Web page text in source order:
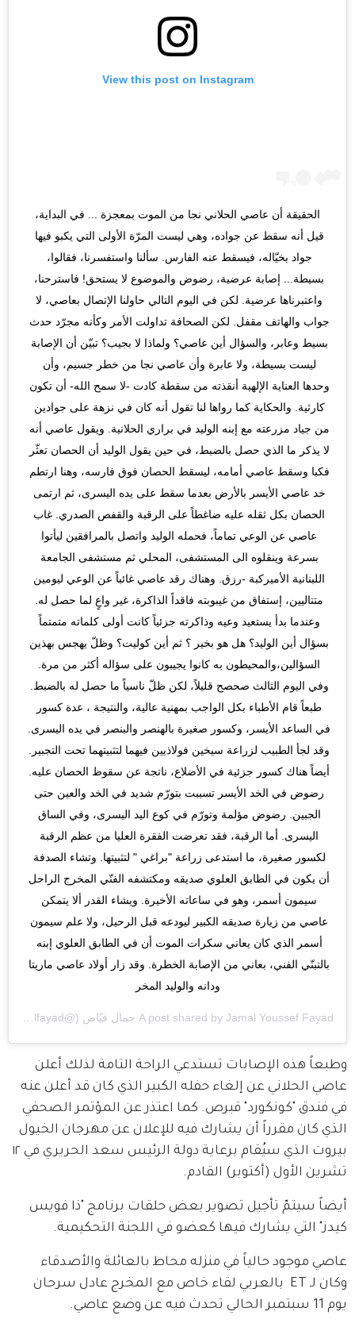
View this post on Instagram
الحقيقة أن عاصي الحلاني نجا من الموت بمعجزة ... في البداية،
قيل أنه سقط عن جواده، وهي ليست المرّة الأولى التي يكبو فيها
جواد بخيّاله، فيسقط عنه الفارس. سألنا واستفسرنا، فقالوا،
بسيطة... إصابة عرضية، رضوض والموضوع لا يستحق! فاسترحنا،
واعتبرناها عرضية. لكن في اليوم التالي حاولنا الإتصال بعاصي، لا
جواب والهاتف مقفل. لكن الصحافة تداولت الأمر وكأنه مجرّد حدث
بسيط وعابر، والسؤال أين عاصي؟ ولماذا لا بجيب؟ تبيّن أن الإصابة
ليست بسيطة، ولا عابرة وأن عاصي نجا من خطر جسيم، وأن
وحدها العناية الإلهية أنقذته من سقطة كادت -لا سمح الله- أن تكون
كارثية. والحكاية كما رواها لنا تقول أنه كان في نزهة على جوادين
من جياد مزرعته مع إبنه الوليد في براري الحلانية. ويقول عاصي أنه
لا يذكر ما الذي حصل بالضبط، في حين يقول الوليد أن الحصان تعثّر
فكبا وسقط عاصي أمامه، ليسقط الحصان فوق فارسه، وهنا ارتطم
خد عاصي الأيسر بالأرض بعدما سقط على يده اليسرى، ثم ارتمى
الحصان بكل ثقله عليه ضاغطاً على الرقبة والقفص الصدري. غاب
عاصي عن الوعي تماماً، فحمله الوليد واتصل بالمرافقين ليأتوا
بسرعة وينقلوه الى المستشفى، المحلي ثم مستشفى الجامعة
اللبنانية الأميركبة -رزق. وهناك رقد عاصي غائباً عن الوعي ليومين
متتاليين، إستفاق من غيبوبته فاقداً الذاكرة، غير واعٍ لما حصل له.
وعندما بدأ يستعيد وعيه وذاكرته جزئياً كانت أولى كلماته متمتماً
بسؤال أين الوليد؟ هل هو بخير ؟ ثم أين كوليت؟ وظلّ يهجس بهذين
السؤالين،والمحيطون به كانوا يجيبون على سؤاله أكثر من مرة.
وفي اليوم الثالث صحصح قليلاً، لكن ظلّ ناسياً ما حصل له بالضبط.
طبعاً قام الأطباء بكل الواجب بمهنية عالية، والنتيجة ، عدة كسور
في الساعد الأيسر، وكسور صغيرة بالهنصر والبنصر في يده اليسرى.
وقد لجأ الطبيب لزراعة سيخين فولاذيين فيهما لتثبيتهما تحت التجبير.
أيضاً هناك كسور جزئية في الأضلاع، ناتجة عن سقوط الحصان عليه.
رضوض في الخد الأيسر تسببت بتورّم شديد في الخد والعين حتى
الجبين. رضوض مؤلمة وتورّم في كوع اليد اليسرى، وفي الساق
اليسرى. أما الرقبة، فقد تعرضت الفقرة العليا من عظم الرقبة
لكسور صغيرة، ما استدعى زراعة "براغي " لتثبيتها. وتشاء الصدفة
أن يكون في الطابق العلوي صديقه ومكتشفه الفنّي المخرج الراحل
سيمون أسمر، وهو في ساعاته الأخيرة. ويشاء القدر ألا يتمكن
عاصي من زيارة صديقه الكبير ليودعه قبل الرحيل، ولا علم سيمون
أسمر الذي كان يعاني سكرات الموت أن في الطابق العلوي إبنه
بالتبنّي الفني، بعاني من الإصابة الخطرة. وقد زار أولاد عاصي ماريتا
ودانه والوليد المخر
A post shared by Jamal Youssef Fayad جمال فيّاض (@jamalfayad) on
وطبعاً هذه الإصابات تستدعي الراحة التامة لذلك أعلن
عاصي الحلاني عن إلغاء حفله الكبير الذي كان قد أعلن عنه
في فندق "كونكورد" قبرص. كما اعتذر عن المؤتمر الصحفي
الذي كان مقرراً أن يشارك فيه للإعلان عن مهرجان الخيول
تشرين الأول (أكتوبر) القادم.
أيضاً سيتمّ تأجيل تصوير بعض حلقات برنامج "ذا فويس
كيدز" التي يشارك فيها كعضو في اللجنة التحكيمية.
عاصي موجود حالياً في منزله محاط بالعائلة والأصدقاء
وكان لـ ET  بالعربي لقاء خاص مع المخرج عادل سرحان
يوم 11 سبتمبر الحالي تحدث فيه عن وضع عاصي.